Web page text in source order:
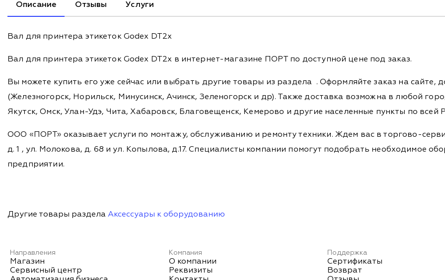
Описание Отзывы Услуги
Вал для принтера этикеток Godex DT2x
Вал для принтера этикеток Godex DT2x в интернет-магазине ПОРТ по доступной цене под заказ.
Вы можете купить его уже сейчас или выбрать другие товары из раздела . Оформляйте заказ на сайте,
(Железногорск, Норильск, Минусинск, Ачинск, Зеленогорск и др). Также доставка возможна в любой
Якутск, Омск, Улан-Удэ, Чита, Хабаровск, Благовещенск, Кемерово и другие населенные пункты по всей
ООО «ПОРТ» оказывает услуги по монтажу, обслуживанию и ремонту техники. Ждем вас в торгово-
д. 1 , ул. Молокова, д. 68 и ул. Копылова, д.17. Специалисты компании помогут подобрать необходимое
предприятии.
Другие товары раздела Аксессуары к оборудованию
Направления
Магазин
Сервисный центр
Компания
О компании
Реквизиты
Поддержка
Сертификаты
Возврат